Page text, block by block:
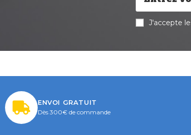
J'accepte
ENVOI GRATUIT
Dès 300€ de commande